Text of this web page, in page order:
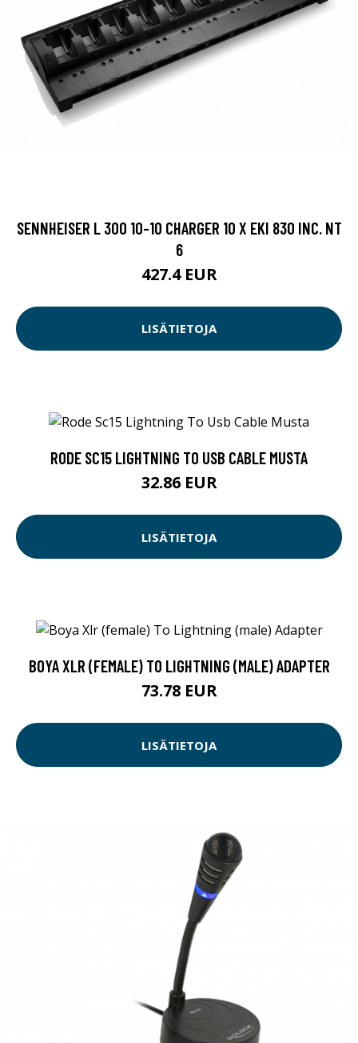
SENNHEISER L 300 10-10 CHARGER 10 X EKI 830 INC. NT
6
427.4 EUR
LISÄTIETOJA
RODE SC15 LIGHTNING TO USB CABLE MUSTA
32.86 EUR
LISÄTIETOJA
BOYA XLR (FEMALE) TO LIGHTNING (MALE) ADAPTER
73.78 EUR
LISÄTIETOJA